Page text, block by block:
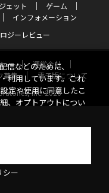
ェット
ゲーム
インフォメーション
ジーレビュー
ー
運営会社
募集
電子版について
Inc. 2026
信などのために、
利用しています。これ
定や使用に同意したこ
、オプトアウトについ
シー